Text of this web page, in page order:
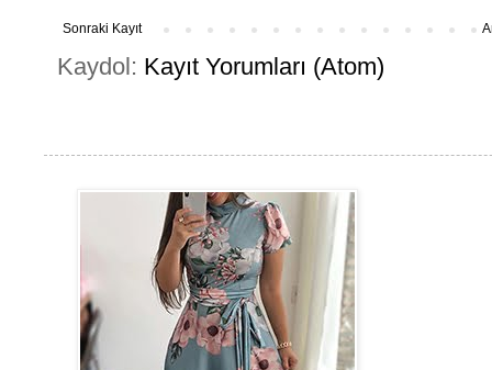
Sonraki Kayıt
Kaydol: Kayıt Yorumları (Atom)